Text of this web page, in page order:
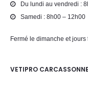
Du lundi au vendredi :
Samedi : 8h00 – 12h00
Fermé le dimanche et jours
VETIPRO CARCASSONNE